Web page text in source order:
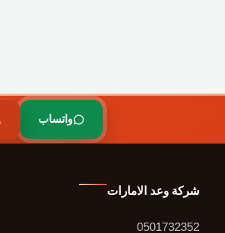
واتساب
شركة وعد الامارات
0501732352